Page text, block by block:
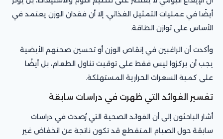
أيضًا في عمليات التمثيل الغذائي، إلا أن فقدان الوزن يعتمد في
الأساس على توازن الطاقة.
وأكدت أن الراغبين في إنقاص الوزن أو تحسين صحتهم الأيضية
يجب أن يركزوا ليس فقط على توقيت تناول الطعام، بل أيضًا
على كمية السعرات الحرارية المستهلكة.
تفسير الفوائد التي ظهرت في دراسات سابقة
أشار الباحثون إلى أن الفوائد الصحية التي رُصدت في دراسات
سابقة حول الصيام المتقطع قد تكون ناتجة عن انخفاض غير